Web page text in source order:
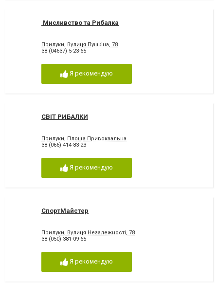
Мисливство та Рибалка
Прилуки, Вулиця Пушкіна, 78
38 (04637) 5-23-65
Я рекомендую
СВІТ РИБАЛКИ
Прилуки, Площа Привокзальна
38 (066) 414-83-23
Я рекомендую
СпортМайстер
Прилуки, Вулиця Незалежності, 78
38 (050) 381-09-65
Я рекомендую